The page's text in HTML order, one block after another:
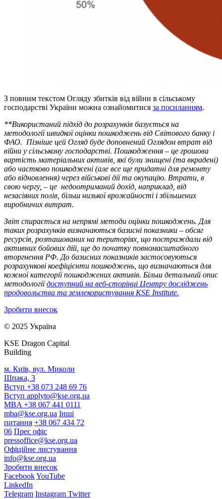
З повним текстом Огляду збитків від війни в сільському
господарстві України можна ознайомитися за посиланням.
**Використаний підхід до розрахунків базується на
методології швидкої оцінки пошкоджень від Світового банку і
ФАО. Пізніше цей Огляд буде доповнений Оглядом втрат від
війни у сільському господарстві. Пошкодження – це грошова
вартість матеріальних активів, які були знищені (та вкрадені)
або частково пошкоджені (але все ще придатні для ремонту
або відновлення) через військові дії та окупацію. Втрати, в
свою чергу, – це недоотриманий дохід, наприклад, від
незасіяних полів, більш низької врожайності і збільшених
виробничих витрат.
Звіт спирається на непрямі методи оцінки пошкоджень. Для
таких розрахунків визначаються базисні показники – обсяг
ресурсів, розташованих на територіях, що постраждали від
активних бойових дій, ще до початку повномасштабного
вторгнення РФ. До базисних показників застосовуються
розрахункові коефіцієнти пошкоджень, що визначаються для
кожної категорії пошкоджених активів. Більш детальний опис
методологіїдоступний на веб-сторінці Центру досліджень
продовольства та землекористування KSE Institute.
Зробити внесок
© 2025 Україна
KSE Dragon Capital
Building
м. Київ, вул. Миколи
Шпака, 3
Вступ +38 073 248 69 76
Вступ applyto@kse.org.ua
MBA +38 067 441 0111
mba@kse.org.ua Інші
питання +38 067 434 72
06 Прес офіс
pressoffice@kse.org.ua
Офіційне листування
info@kse.org.ua
Зробити внесок
FacebookYouTube
LinkedIn
Telegram Instagram Twitter